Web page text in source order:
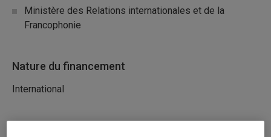
Ministère des Relations internationales et de la
Francophonie
Nature du financement
International